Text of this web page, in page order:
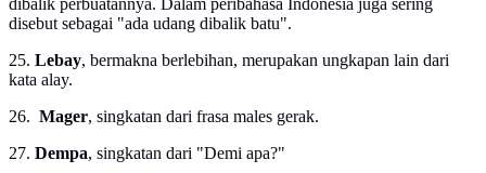
dibalik perbuatannya. Dalam peribahasa Indonesia juga sering
disebut sebagai "ada udang dibalik batu".
25. Lebay, bermakna berlebihan, merupakan ungkapan lain dari
kata alay.
26. Mager, singkatan dari frasa males gerak.
27. Dempa, singkatan dari "Demi apa?"